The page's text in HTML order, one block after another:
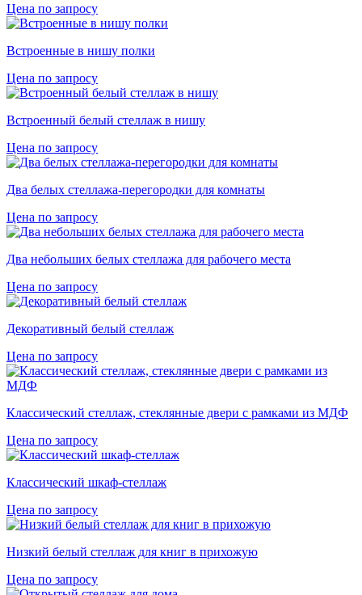
Цена по запросу
Встроенные в нишу полки
Цена по запросу
Встроенный белый стеллаж в нишу
Цена по запросу
Два белых стеллажа-перегородки для комнаты
Цена по запросу
Два небольших белых стеллажа для рабочего места
Цена по запросу
Декоративный белый стеллаж
Цена по запросу
Классический стеллаж, стеклянные двери с рамками из МДФ
Цена по запросу
Классический шкаф-стеллаж
Цена по запросу
Низкий белый стеллаж для книг в прихожую
Цена по запросу